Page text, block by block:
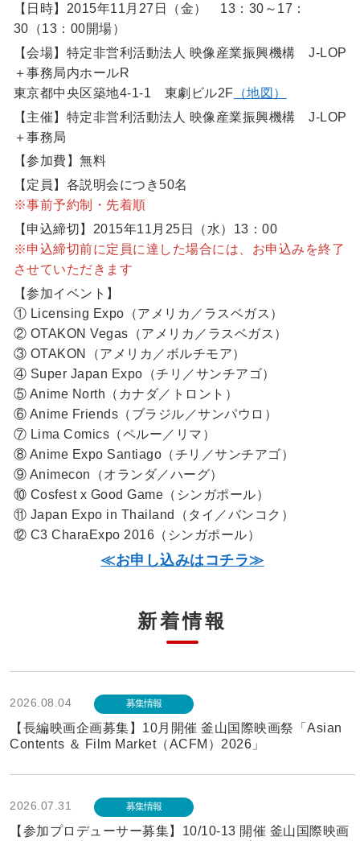
【日時】2015年11月27日（金） 13：30～17：
30（13：00開場）
【会場】特定非営利活動法人 映像産業振興機構 J-LOP
＋事務局内ホールR
東京都中央区築地4-1-1 東劇ビル2F （地図）
【主催】特定非営利活動法人 映像産業振興機構 J-LOP
＋事務局
【参加費】無料
【定員】各説明会につき50名
※事前予約制・先着順
【申込締切】2015年11月25日（水）13：00
※申込締切前に定員に達した場合には、お申込みを終了
させていただきます
【参加イベント】
① Licensing Expo（アメリカ／ラスベガス）
② OTAKON Vegas（アメリカ／ラスベガス）
③ OTAKON（アメリカ／ボルチモア）
④ Super Japan Expo（チリ／サンチアゴ）
⑤ Anime North（カナダ／トロント）
⑥ Anime Friends（ブラジル／サンパウロ）
⑦ Lima Comics（ペルー／リマ）
⑧ Anime Expo Santiago（チリ／サンチアゴ）
⑨ Animecon（オランダ／ハーグ）
⑩ Cosfest x Good Game（シンガポール）
⑪ Japan Expo in Thailand（タイ／バンコク）
⑫ C3 CharaExpo 2016（シンガポール）
≪お申し込みはコチラ≫
新着情報
2026.08.04 募集情報
【長編映画企画募集】10月開催 釜山国際映画祭「Asian
Contents ＆ Film Market（ACFM）2026」
2026.07.31 募集情報
【参加プロデューサー募集】10/10-13 開催 釜山国際映画